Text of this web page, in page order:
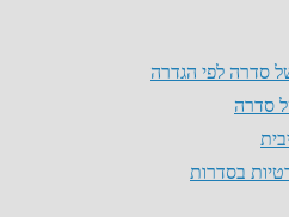
סדרה לפי הגדרה
סדרה
בסדרות